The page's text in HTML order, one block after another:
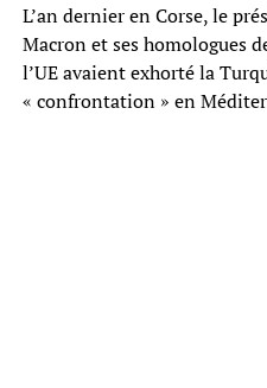
L’an dernier en Corse, le
Macron et ses homologues
l’UE avaient exhorté la
« confrontation » en